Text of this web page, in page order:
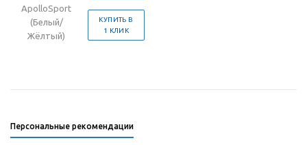
ApolloSport
(Белый/
Жёлтый)
КУПИТЬ В
1 КЛИК
Персональные рекомендации